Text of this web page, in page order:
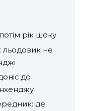
рік шоку
льодовик не
до
де